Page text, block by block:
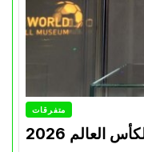
متفرقات
العالم 2026